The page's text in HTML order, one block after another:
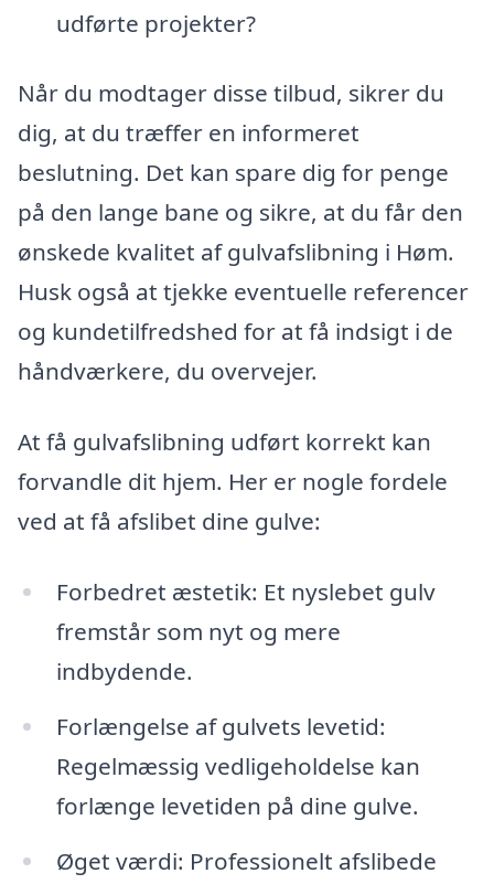
udførte projekter?
Når du modtager disse tilbud, sikrer du
dig, at du træffer en informeret
beslutning. Det kan spare dig for penge
på den lange bane og sikre, at du får den
ønskede kvalitet af gulvafslibning i Høm.
Husk også at tjekke eventuelle referencer
og kundetilfredshed for at få indsigt i de
håndværkere, du overvejer.
At få gulvafslibning udført korrekt kan
forvandle dit hjem. Her er nogle fordele
ved at få afslibet dine gulve:
Forbedret æstetik: Et nyslebet gulv
fremstår som nyt og mere
indbydende.
Forlængelse af gulvets levetid:
Regelmæssig vedligeholdelse kan
forlænge levetiden på dine gulve.
Øget værdi: Professionelt afslibede